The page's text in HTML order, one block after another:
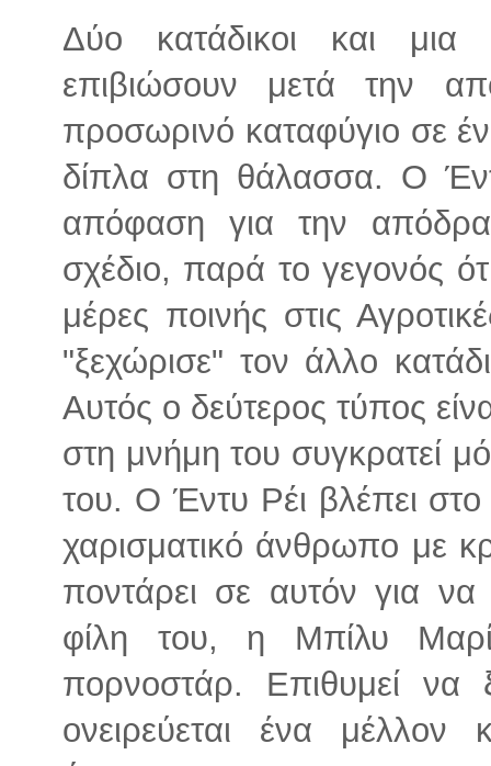
Δύο κατάδικοι και
επιβιώσουν μετά την
προσωρινό καταφύγιο σε
δίπλα στη θάλασσα. Ο
απόφαση για την
σχέδιο, παρά το γεγονός
μέρες ποινής στις
"ξεχώρισε" τον άλλο
Αυτός ο δεύτερος τύπος
στη μνήμη του συγκρατεί
του. Ο Έντυ Ρέι βλέπει
χαρισματικό άνθρωπο με
ποντάρει σε αυτόν για
φίλη του, η Μπίλυ
πορνοστάρ. Επιθυμεί να
ονειρεύεται ένα